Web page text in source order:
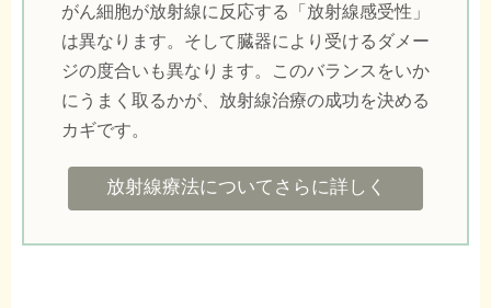
がん細胞が放射線に反応する「放射線感受性」
は異なります。そして臓器により受けるダメー
ジの度合いも異なります。このバランスをいか
にうまく取るかが、放射線治療の成功を決める
カギです。
放射線療法についてさらに詳しく